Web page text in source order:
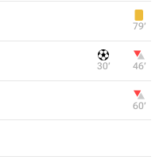
79‎’‎
30‎’‎ 46‎’‎
60‎’‎